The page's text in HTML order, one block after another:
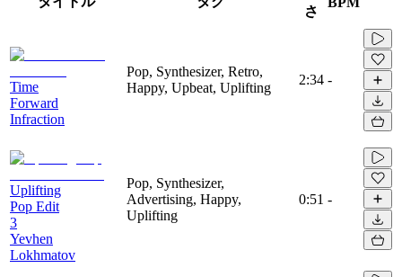
さ
Time
Forward
Infraction
Pop, Synthesizer, Retro,
Happy, Upbeat, Uplifting
2:34 -
Uplifting
Pop Edit
3
Yevhen
Lokhmatov
Pop, Synthesizer,
Advertising, Happy,
Uplifting
0:51 -